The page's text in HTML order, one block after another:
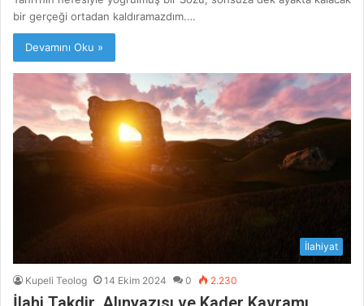
bir gerçeği ortadan kaldıramazdım.…
Devamını Oku »
İlahiyat
Kupeli Teolog 14 Ekim 2024 0 2.230